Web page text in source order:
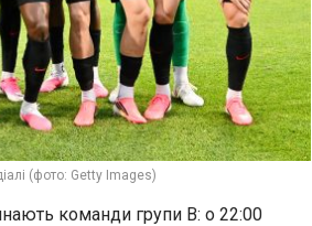
(фото: Getty Images)
команди групи B: о 22:00